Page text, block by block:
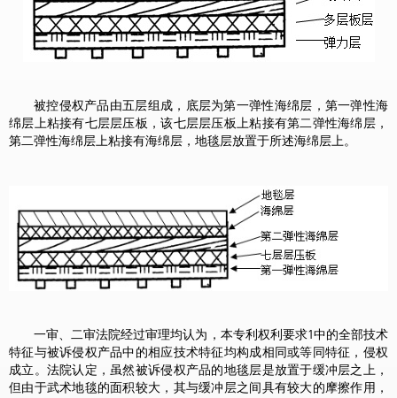
被控侵权产品由五层组成，底层为第一弹性海绵层，第一弹性海
绵层上粘接有七层层压板，该七层层压板上粘接有第二弹性海绵层，
第二弹性海绵层上粘接有海绵层，地毯层放置于所述海绵层上。
一审、二审法院经过审理均认为，本专利权利要求1中的全部技术
特征与被诉侵权产品中的相应技术特征均构成相同或等同特征，侵权
成立。法院认定，虽然被诉侵权产品的地毯层是放置于缓冲层之上，
但由于武术地毯的面积较大，其与缓冲层之间具有较大的摩擦作用，